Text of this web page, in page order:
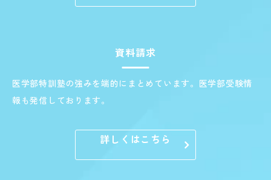
資料請求
医学部特訓塾の強みを端的にまとめています。医学部受験情
報も発信しております。
詳しくはこちら